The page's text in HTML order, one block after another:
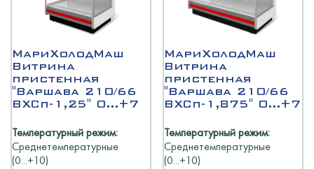
МариХолодМаш
Витрина
пристенная
"Варшава 210/66
ВХСп-1,25" 0...+7
Температурный режим:
Среднетемпературные
(0...+10)
МариХолодМаш
Витрина
пристенная
"Варшава 210/66
ВХСп-1,875" 0...+7
Температурный режим:
Среднетемпературные
(0...+10)